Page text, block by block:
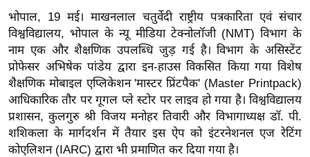
ग
त
वि
शे
ष
ज्ञ
रा
य
भोपाल, 19 मई। माखनलाल चतुर्वेदी राष्ट्रीय पत्रकारिता एवं संचार
विश्वविद्यालय, भोपाल के न्यू मीडिया टेक्नोलॉजी (NMT) विभाग के
नाम एक और शैक्षणिक उपलब्धि जुड़ गई है। विभाग के असिस्टेंट
प्रोफेसर अभिषेक पांडेय द्वारा इन-हाउस विकसित किया गया विशेष
शैक्षणिक मोबाइल एप्लिकेशन 'मास्टर प्रिंटपैक' (Master Printpack)
आधिकारिक तौर पर गूगल प्ले स्टोर पर लाइव हो गया है। विश्वविद्यालय
प्रशासन, कुलगुरु श्री विजय मनोहर तिवारी और विभागाध्यक्ष डॉ. पी.
शशिकला के मार्गदर्शन में तैयार इस ऐप को इंटरनेशनल एज रेटिंग
कोएलिशन (IARC) द्वारा भी प्रमाणित कर दिया गया है।